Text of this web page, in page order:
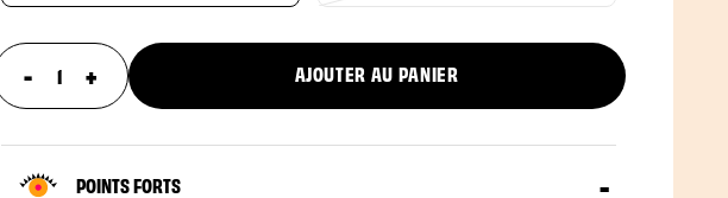
- update product quantity
+ AJOUTER AU PANIER
POINTS FORTS